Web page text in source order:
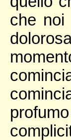
che noi